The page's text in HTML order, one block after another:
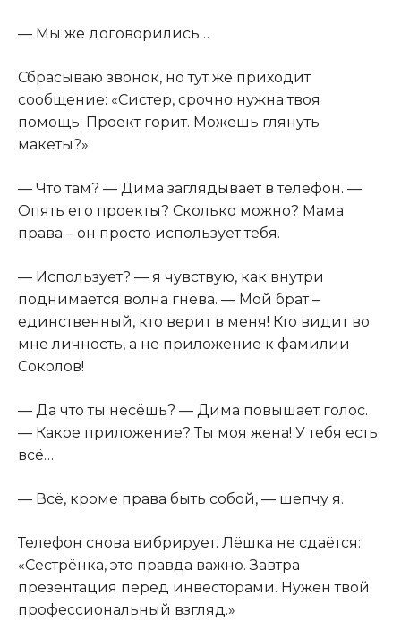
— Мы же договорились…
Сбрасываю звонок, но тут же приходит
сообщение: «Систер, срочно нужна твоя
помощь. Проект горит. Можешь глянуть
макеты?»
— Что там? — Дима заглядывает в телефон. —
Опять его проекты? Сколько можно? Мама
права – он просто использует тебя.
— Использует? — я чувствую, как внутри
поднимается волна гнева. — Мой брат –
единственный, кто верит в меня! Кто видит во
мне личность, а не приложение к фамилии
Соколов!
— Да что ты несёшь? — Дима повышает голос.
— Какое приложение? Ты моя жена! У тебя есть
всё…
— Всё, кроме права быть собой, — шепчу я.
Телефон снова вибрирует. Лёшка не сдаётся:
«Сестрёнка, это правда важно. Завтра
презентация перед инвесторами. Нужен твой
профессиональный взгляд.»